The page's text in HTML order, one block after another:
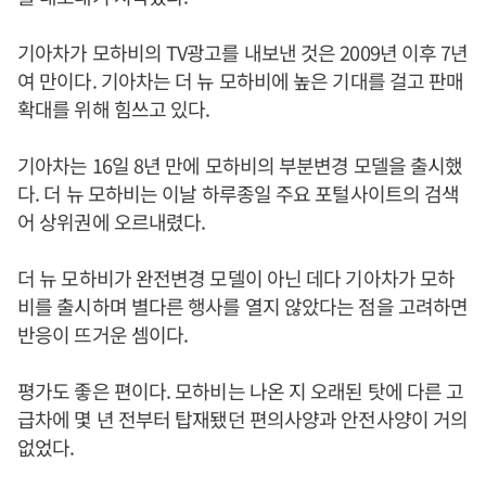
기아차가 모하비의 TV광고를 내보낸 것은 2009년 이후 7년
여 만이다. 기아차는 더 뉴 모하비에 높은 기대를 걸고 판매
확대를 위해 힘쓰고 있다.
기아차는 16일 8년 만에 모하비의 부분변경 모델을 출시했
다. 더 뉴 모하비는 이날 하루종일 주요 포털사이트의 검색
어 상위권에 오르내렸다.
더 뉴 모하비가 완전변경 모델이 아닌 데다 기아차가 모하
비를 출시하며 별다른 행사를 열지 않았다는 점을 고려하면
반응이 뜨거운 셈이다.
평가도 좋은 편이다. 모하비는 나온 지 오래된 탓에 다른 고
급차에 몇 년 전부터 탑재됐던 편의사양과 안전사양이 거의
없었다.